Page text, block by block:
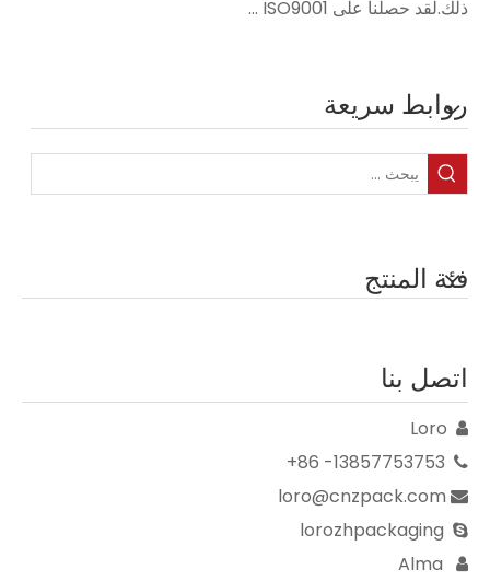
ذلك.لقد حصلنا على ISO9001 ...
روابط سريعة
فئة المنتج
اتصل بنا


13857753753- 86+

loro@cnzpack.com


Alma